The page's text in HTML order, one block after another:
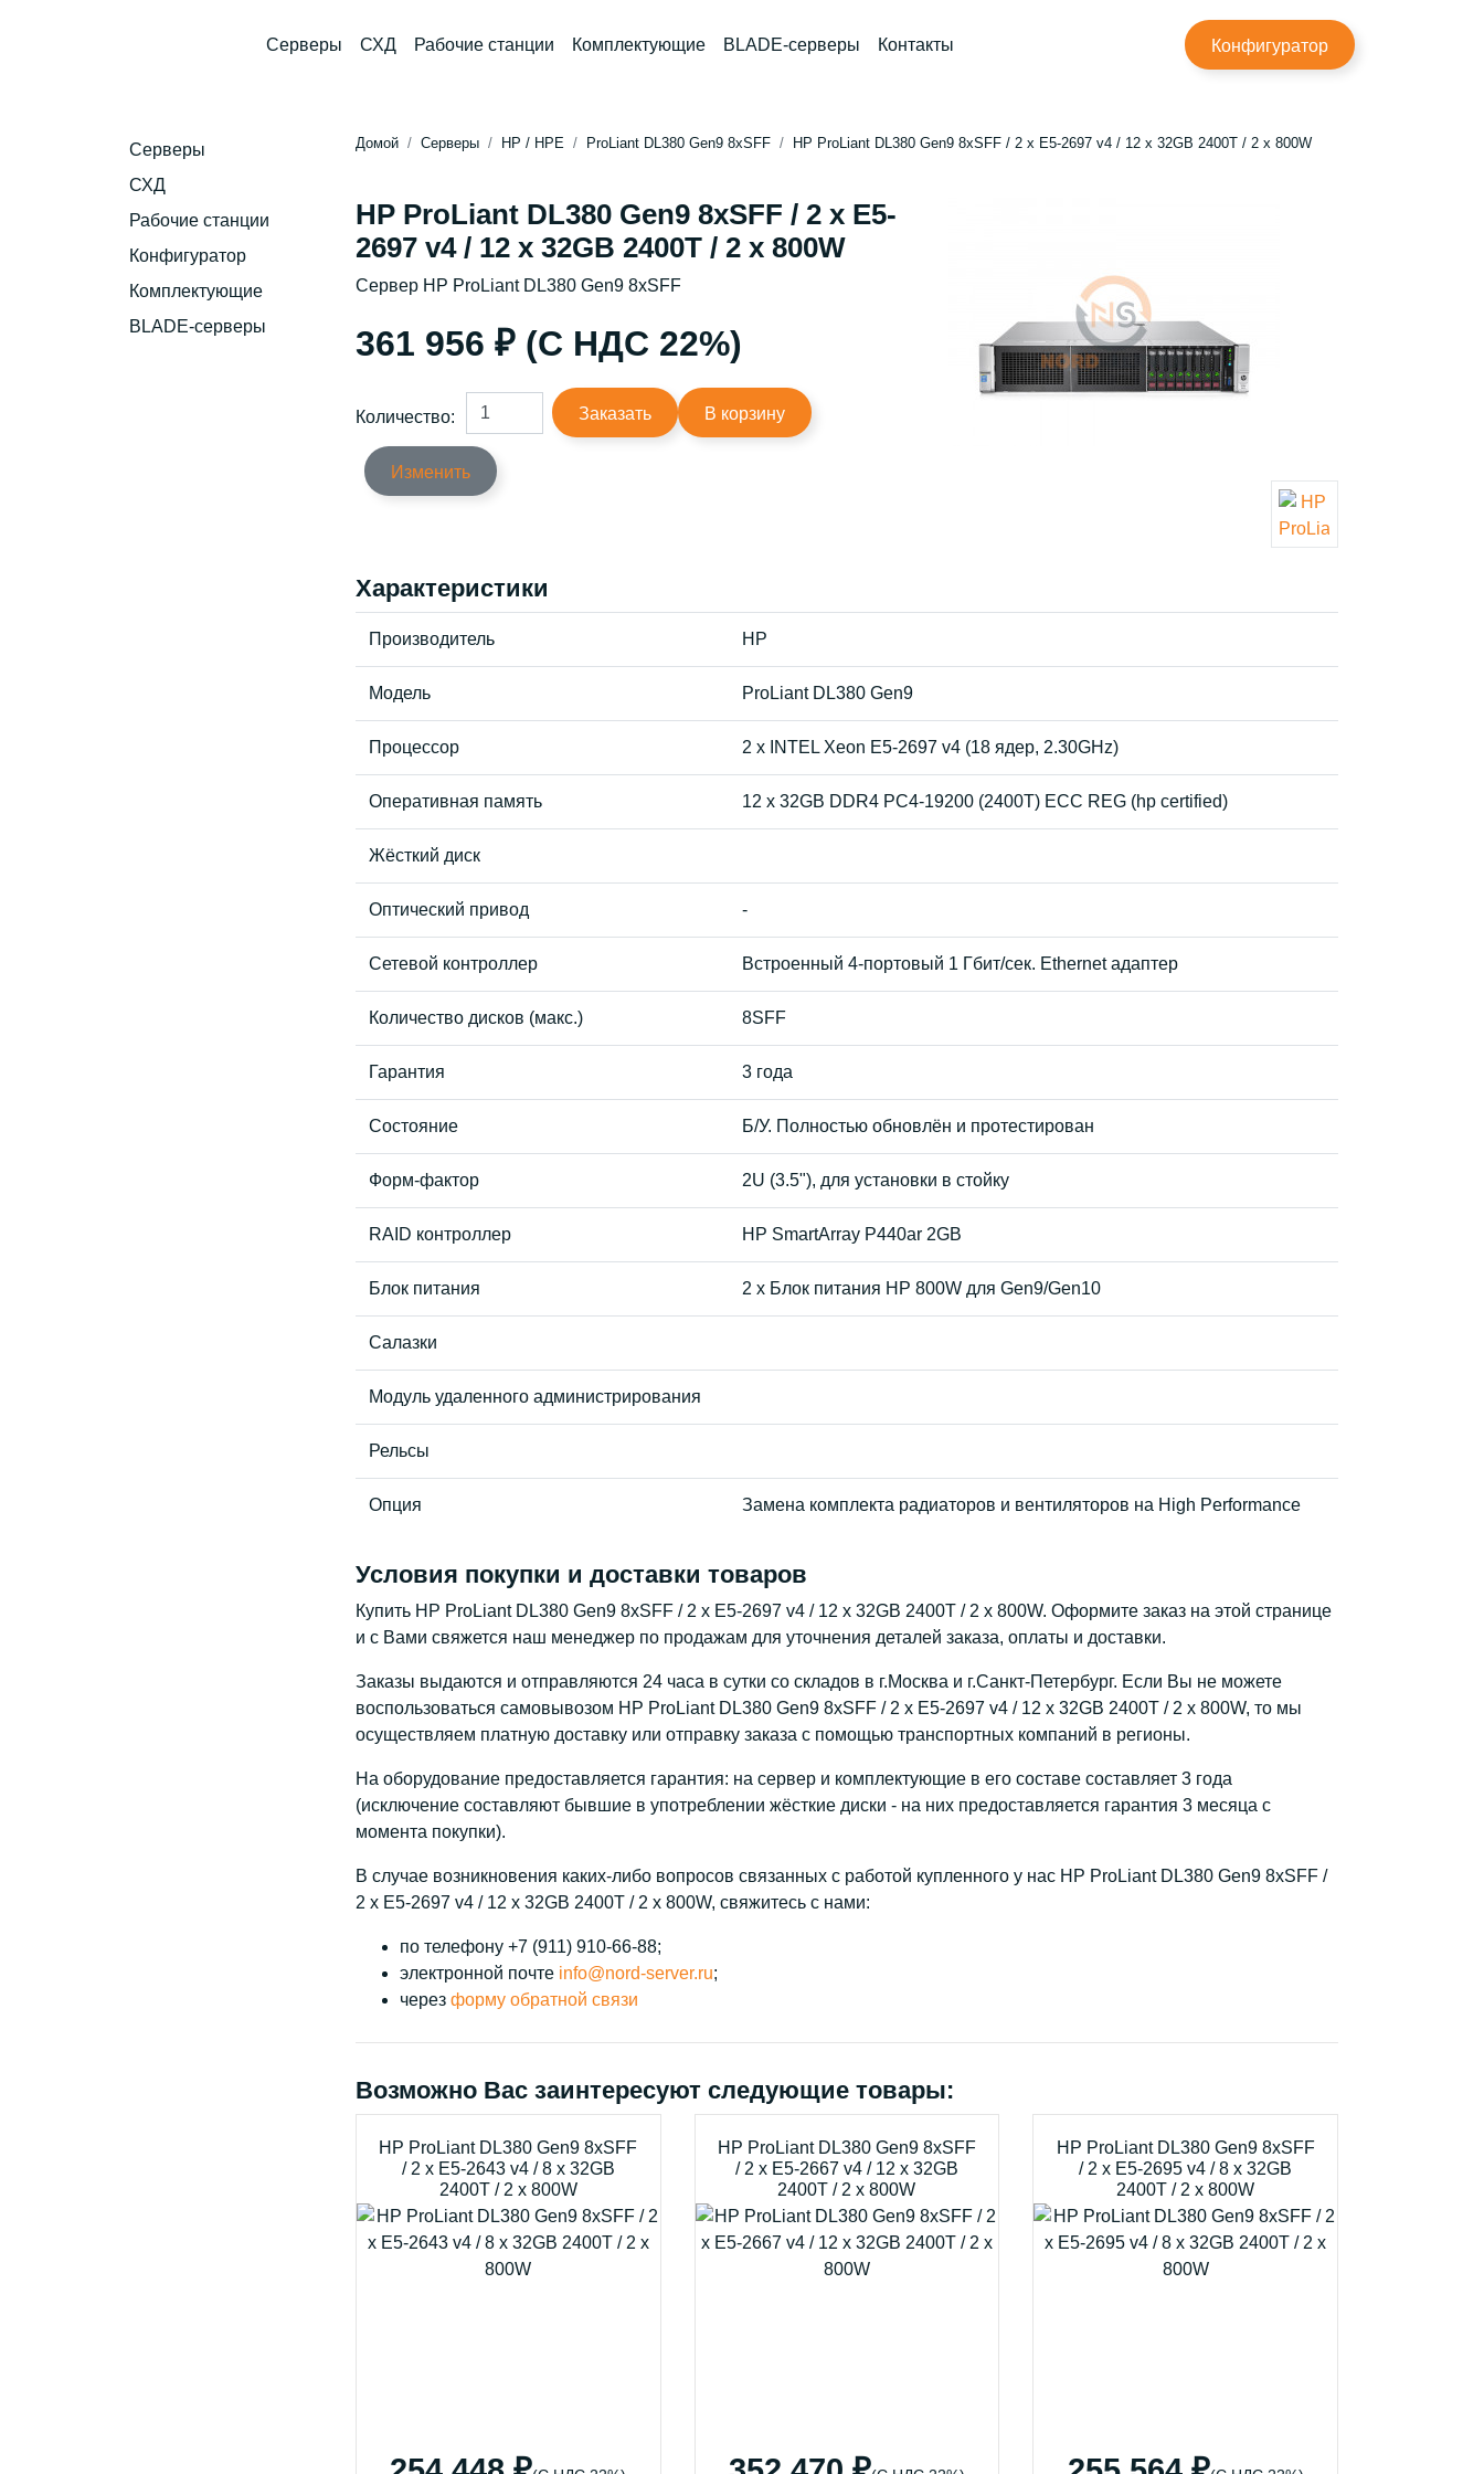
Серверы СХД Рабочие станции Комплектующие BLADE-серверы Контакты Конфигуратор
Серверы
СХД
Рабочие станции
Конфигуратор
Комплектующие
BLADE-серверы
Домой Серверы HP / HPE ProLiant DL380 Gen9 8xSFF HP ProLiant DL380 Gen9 8xSFF / 2 x E5-2697 v4 / 12 x 32GB 2400T / 2 x 800W
HP ProLiant DL380 Gen9 8xSFF / 2 x E5-
2697 v4 / 12 x 32GB 2400T / 2 x 800W
Сервер HP ProLiant DL380 Gen9 8xSFF
361 956 ₽ (С НДС 22%)
Количество: Заказать В корзину
Изменить
Характеристики
Производитель HP
Модель ProLiant DL380 Gen9
Процессор 2 x INTEL Xeon E5-2697 v4 (18 ядер, 2.30GHz)
Оперативная память 12 x 32GB DDR4 PC4-19200 (2400T) ECC REG (hp certified)
Жёсткий диск
Оптический привод -
Сетевой контроллер Встроенный 4-портовый 1 Гбит/сек. Ethernet адаптер
Количество дисков (макс.) 8SFF
Гарантия 3 года
Состояние Б/У. Полностью обновлён и протестирован
Форм-фактор 2U (3.5"), для установки в стойку
RAID контроллер HP SmartArray P440ar 2GB
Блок питания 2 x Блок питания HP 800W для Gen9/Gen10
Салазки
Модуль удаленного администрирования
Рельсы
Опция Замена комплекта радиаторов и вентиляторов на High Performance
Условия покупки и доставки товаров
Купить HP ProLiant DL380 Gen9 8xSFF / 2 x E5-2697 v4 / 12 x 32GB 2400T / 2 x 800W. Оформите заказ на этой странице
и с Вами свяжется наш менеджер по продажам для уточнения деталей заказа, оплаты и доставки.
Заказы выдаются и отправляются 24 часа в сутки со складов в г.Москва и г.Санкт-Петербург. Если Вы не можете
воспользоваться самовывозом HP ProLiant DL380 Gen9 8xSFF / 2 x E5-2697 v4 / 12 x 32GB 2400T / 2 x 800W, то мы
осуществляем платную доставку или отправку заказа с помощью транспортных компаний в регионы.
На оборудование предоставляется гарантия: на сервер и комплектующие в его составе составляет 3 года
(исключение составляют бывшие в употреблении жёсткие диски - на них предоставляется гарантия 3 месяца с
момента покупки).
В случае возникновения каких-либо вопросов связанных с работой купленного у нас HP ProLiant DL380 Gen9 8xSFF /
2 x E5-2697 v4 / 12 x 32GB 2400T / 2 x 800W, свяжитесь с нами:
по телефону +7 (911) 910-66-88;
электронной почте info@nord-server.ru;
через форму обратной связи
Возможно Вас заинтересуют следующие товары:
HP ProLiant DL380 Gen9 8xSFF
/ 2 x E5-2643 v4 / 8 x 32GB
2400T / 2 x 800W
HP ProLiant DL380 Gen9 8xSFF
/ 2 x E5-2667 v4 / 12 x 32GB
2400T / 2 x 800W
HP ProLiant DL380 Gen9 8xSFF
/ 2 x E5-2695 v4 / 8 x 32GB
2400T / 2 x 800W